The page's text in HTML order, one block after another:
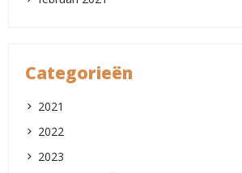
Categorieën
2021
2022
2023